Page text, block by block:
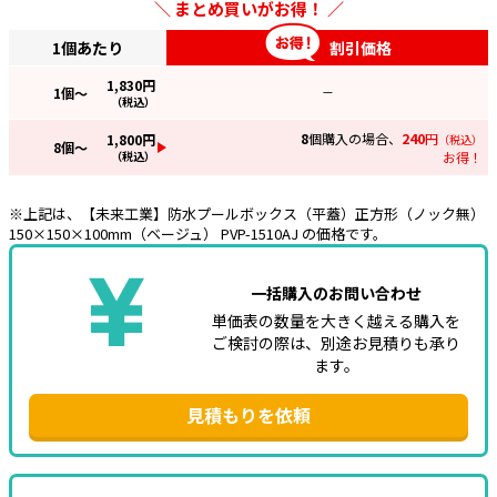
e431オリジナル
暑さ対策
まとめ買いがお得！
1個あたり 割引価格
1個～ 1,830円
（税込）
—
8個～ 1,800円
（税込）
8個購入の場合、 240円 （税込）
お得！
※上記は、【未来工業】防水プールボックス（平蓋）正方形（ノック無）
150×150×100mm（ベージュ） PVP-1510AJ の価格です。
一括購入のお問い合わせ
単価表の数量を大きく越える購入を
ご検討の際は、別途お見積りも承り
ます。
見積もりを依頼